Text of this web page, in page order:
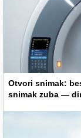
Otvori snimak:
snimak zuba —